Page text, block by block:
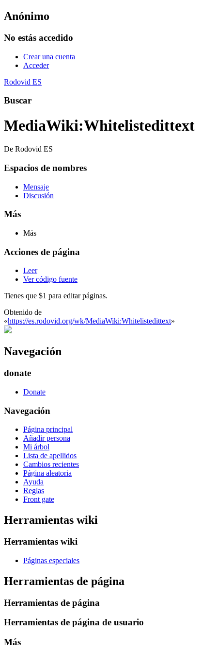
Anónimo
No estás accedido
Crear una cuenta
Acceder
Rodovid ES
Buscar
MediaWiki:Whitelistedittext
De Rodovid ES
Espacios de nombres
Mensaje
Discusión
Más
Más
Acciones de página
Leer
Ver código fuente
Tienes que $1 para editar páginas.
Obtenido de
«https://es.rodovid.org/wk/MediaWiki:Whitelistedittext»
Navegación
donate
Donate
Navegación
Página principal
Añadir persona
Mi árbol
Lista de apellidos
Cambios recientes
Página aleatoria
Ayuda
Reglas
Front gate
Herramientas wiki
Herramientas wiki
Páginas especiales
Herramientas de página
Herramientas de página
Herramientas de página de usuario
Más